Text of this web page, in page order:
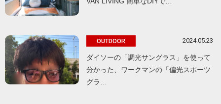
OUTDOOR 2024.05.23
ダイソーの「調光サングラス」を使って
分かった、ワークマンの「偏光スポーツ
グラ…